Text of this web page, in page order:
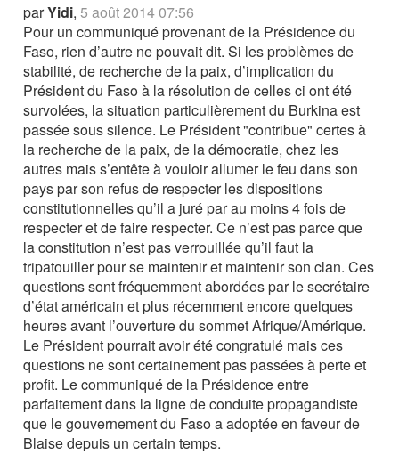
parYidi,5 août 2014 07:56
Pour un communiqué provenant de la Présidence du
Faso, rien d’autre ne pouvait dit. Si les problèmes de
stabilité, de recherche de la paix, d’implication du
Président du Faso à la résolution de celles ci ont été
survolées, la situation particulièrement du Burkina est
passée sous silence. Le Président "contribue" certes à
la recherche de la paix, de la démocratie, chez les
autres mais s’entête à vouloir allumer le feu dans son
pays par son refus de respecter les dispositions
constitutionnelles qu’il a juré par au moins 4 fois de
respecter et de faire respecter. Ce n’est pas parce que
la constitution n’est pas verrouillée qu’il faut la
tripatouiller pour se maintenir et maintenir son clan. Ces
questions sont fréquemment abordées par le secrétaire
d’état américain et plus récemment encore quelques
heures avant l’ouverture du sommet Afrique/Amérique.
Le Président pourrait avoir été congratulé mais ces
questions ne sont certainement pas passées à perte et
profit. Le communiqué de la Présidence entre
parfaitement dans la ligne de conduite propagandiste
que le gouvernement du Faso a adoptée en faveur de
Blaise depuis un certain temps.